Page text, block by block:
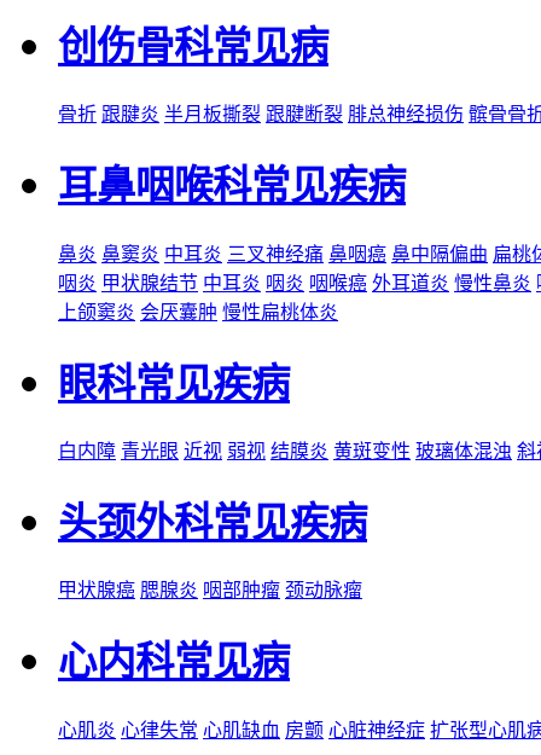
创伤骨科常见病
骨折 跟腱炎 半月板撕裂 跟腱断裂 腓总神经损伤 髌骨骨
耳鼻咽喉科常见疾病
鼻炎 鼻窦炎 中耳炎 三叉神经痛 鼻咽癌 鼻中隔偏曲 扁桃
咽炎 甲状腺结节 中耳炎 咽炎 咽喉癌 外耳道炎 慢性鼻炎
上颌窦炎 会厌囊肿 慢性扁桃体炎
眼科常见疾病
白内障 青光眼 近视 弱视 结膜炎 黄斑变性 玻璃体混浊 斜
头颈外科常见疾病
甲状腺癌 腮腺炎 咽部肿瘤 颈动脉瘤
心内科常见病
心肌炎 心律失常 心肌缺血 房颤 心脏神经症 扩张型心肌